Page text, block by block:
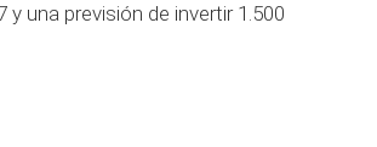
una previsión de invertir 1.500